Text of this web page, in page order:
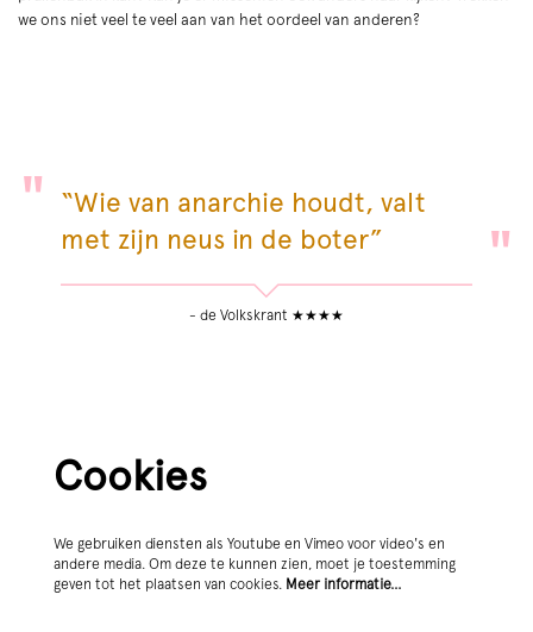
we ons niet veel te veel aan van het oordeel van anderen?
“Wie van anarchie houdt, valt
met zijn neus in de boter”
- de Volkskrant ★★★★
Cookies
We gebruiken diensten als Youtube en Vimeo voor video's en
andere media. Om deze te kunnen zien, moet je toestemming
geven tot het plaatsen van cookies. Meer informatie…